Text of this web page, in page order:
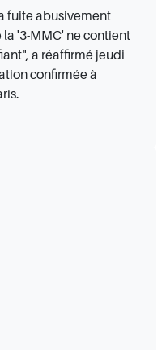
fuite abusivement
'3-MMC' ne contient
a réaffirmé jeudi
confirmée à